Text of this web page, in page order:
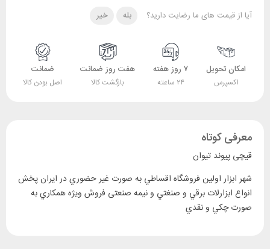
آیا از قیمت های ما رضایت دارید؟ بله خیر
امکان تحویل
اکسپرس
۷ روز هفته
۲۴ ساعته
هفت روز ضمانت
بازگشت کالا
ضمانت
اصل بودن کالا
معرفی کوتاه
قیچی پیوند تیوان
‎شهر ابزار اولين فروشگاه اقساطي به صورت غير حضوري در ايران پخش
انواع ابزارلات برقي و صنغتي و نيمه صنعتی فروش ويژه همکاري به
صورت چکي و نقدي